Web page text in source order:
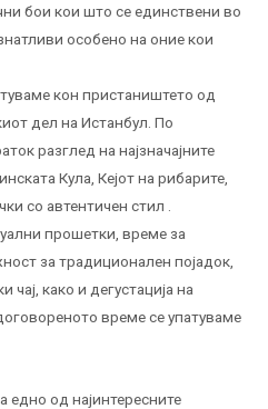
бои кои што се единствени во
особено на оние кои
кон пристаништето од
дел на Истанбул. По
разглед на најзначајните
Кула, Кејот на рибарите,
со автентичен стил .
прошетки, време за
за традиционален појадок,
чај, како и дегустација на
време се упатуваме
едно од најинтересните